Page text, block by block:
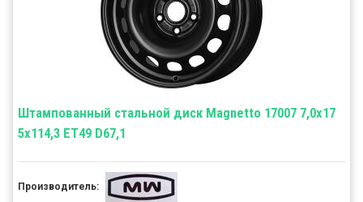
Штампованный стальной диск Magnetto 17007 7,0x17
5x114,3 ET49 D67,1
Производитель: